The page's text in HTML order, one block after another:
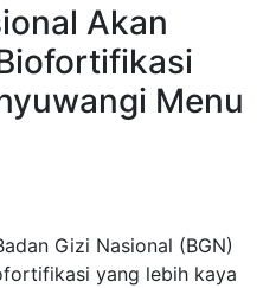
Akan
Menu
Gizi Nasional (BGN)
yang lebih kaya